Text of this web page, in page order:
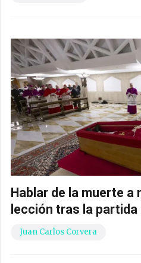
Hablar de la muerte a
lección tras la partida
Juan Carlos Corvera